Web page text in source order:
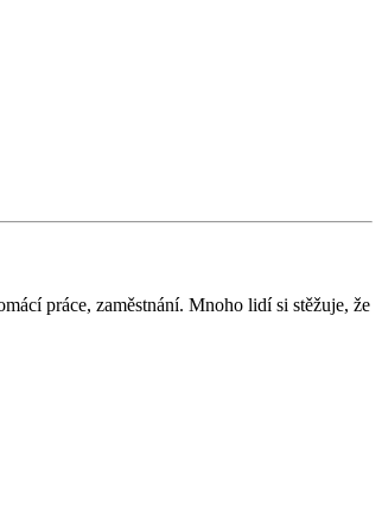
práce, zaměstnání. Mnoho lidí si stěžuje, že